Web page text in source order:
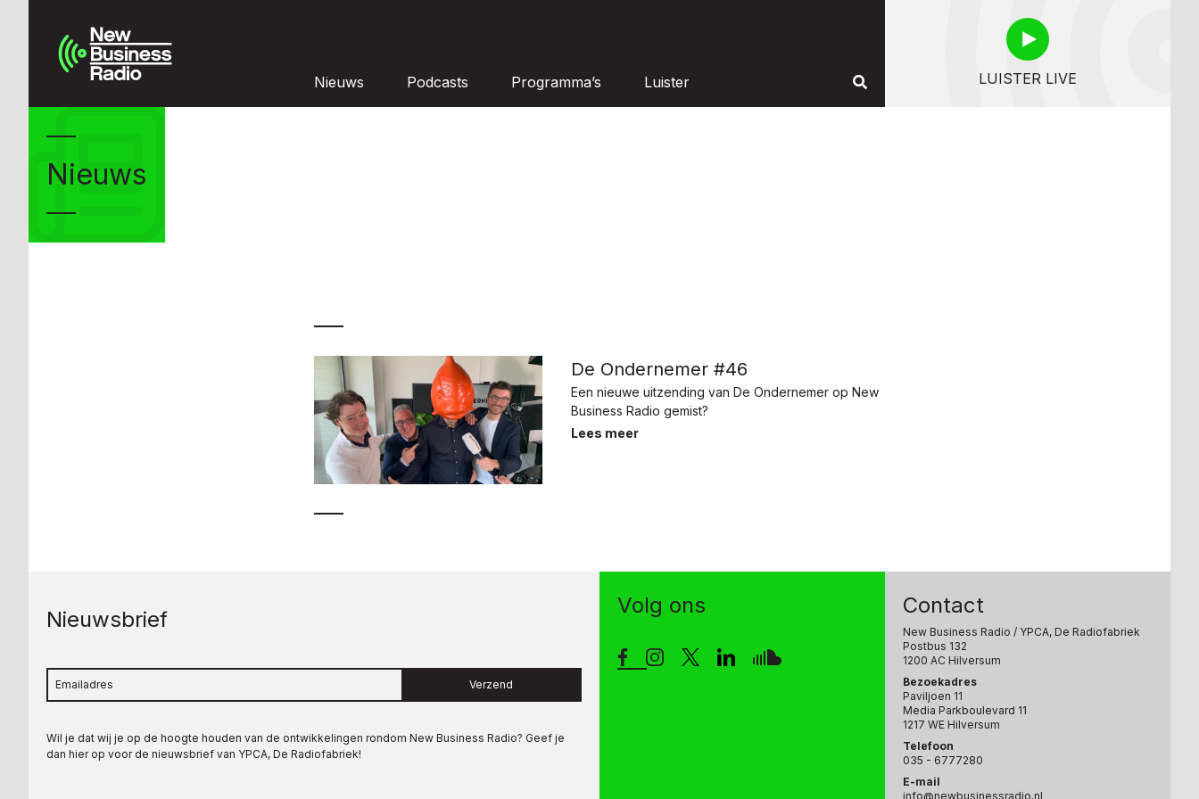
Nieuws Podcasts Programma’s Luister LUISTER LIVE
Nieuws
De Ondernemer #46
Een nieuwe uitzending van De Ondernemer op New
Business Radio gemist?
Lees meer
Nieuwsbrief
Verzend
Wil je dat wij je op de hoogte houden van de ontwikkelingen rondom New Business Radio? Geef je
dan hier op voor de nieuwsbrief van YPCA, De Radiofabriek!
Volg ons Contact
New Business Radio / YPCA, De Radiofabriek
Postbus 132
1200 AC Hilversum
Bezoekadres
Paviljoen 11
Media Parkboulevard 11
1217 WE Hilversum
Telefoon
035 - 6777280
E-mail
info@newbusinessradio.nl